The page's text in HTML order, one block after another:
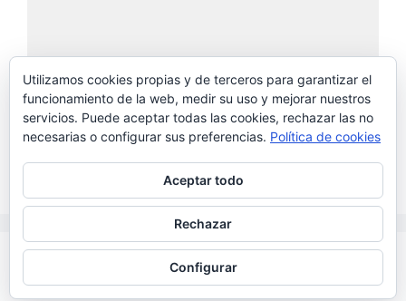
© 2026 Cultivando Empleo
GeneratePress
Utilizamos cookies propias y de terceros para garantizar el
funcionamiento de la web, medir su uso y mejorar nuestros
servicios. Puede aceptar todas las cookies, rechazar las no
necesarias o configurar sus preferencias. Política de cookies
Aceptar todo
Rechazar
Configurar